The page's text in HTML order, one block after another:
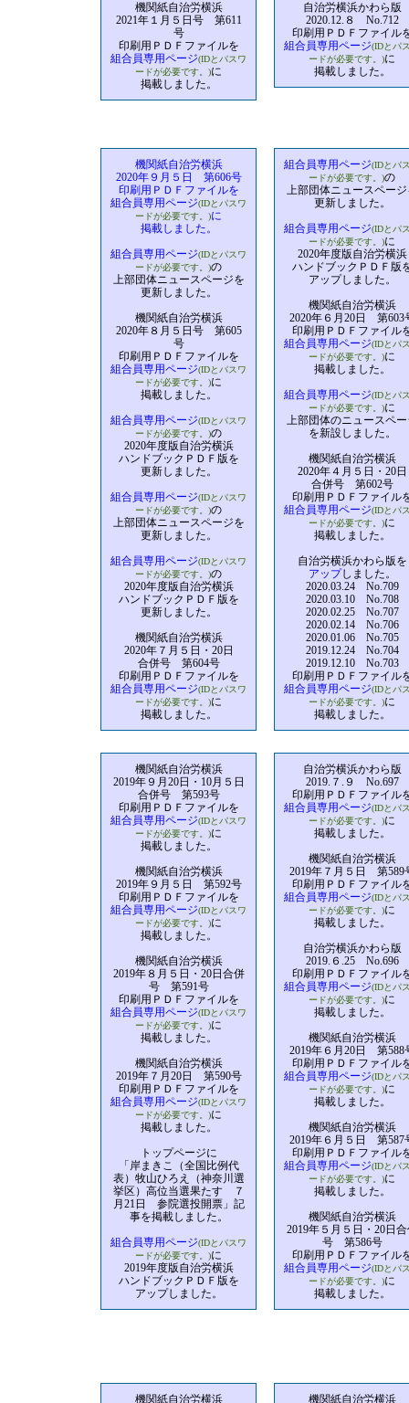
機関紙自治労横浜
2021年１月５日号 第611
号
印刷用ＰＤＦファイルを
組合員専用ページ(IDとパスワ
ードが必要です。)に
掲載しました。
自治労横浜かわら版
2020.12.８ No.712
印刷用ＰＤＦファイル
組合員専用ページ(IDとパ
ードが必要です。)に
掲載しました。
機関紙自治労横浜
2020年９月５日 第606号
印刷用ＰＤＦファイルを
組合員専用ページ(IDとパスワ
ードが必要です。)に
掲載しました。
組合員専用ページ(IDとパスワ
ードが必要です。)の
上部団体ニュースページを
更新しました。
機関紙自治労横浜
2020年８月５日号 第605
号
印刷用ＰＤＦファイルを
組合員専用ページ(IDとパスワ
ードが必要です。)に
掲載しました。
組合員専用ページ(IDとパスワ
ードが必要です。)の
2020年度版自治労横浜
ハンドブックＰＤＦ版を
更新しました。
組合員専用ページ(IDとパスワ
ードが必要です。)の
上部団体ニュースページを
更新しました。
組合員専用ページ(IDとパスワ
ードが必要です。)の
2020年度版自治労横浜
ハンドブックＰＤＦ版を
更新しました。
機関紙自治労横浜
2020年７月５日・20日
合併号 第604号
印刷用ＰＤＦファイルを
組合員専用ページ(IDとパスワ
ードが必要です。)に
掲載しました。
組合員専用ページ(IDとパ
ードが必要です。)の
上部団体ニュースページ
更新しました。
組合員専用ページ(IDとパ
ードが必要です。)に
2020年度版自治労横浜
ハンドブックＰＤＦ版
アップしました。
機関紙自治労横浜
2020年６月20日 第603
印刷用ＰＤＦファイル
組合員専用ページ(IDとパ
ードが必要です。)に
掲載しました。
組合員専用ページ(IDとパ
ードが必要です。)に
上部団体のニュースペー
を新設しました。
機関紙自治労横浜
2020年４月５日・20日
合併号 第602号
印刷用ＰＤＦファイル
組合員専用ページ(IDとパ
ードが必要です。)に
掲載しました。
自治労横浜かわら版を
アップしました。
2020.03.24 No.709
2020.03.10 No.708
2020.02.25 No.707
2020.02.14 No.706
2020.01.06 No.705
2019.12.24 No.704
2019.12.10 No.703
印刷用ＰＤＦファイル
組合員専用ページ(IDとパ
ードが必要です。)に
掲載しました。
機関紙自治労横浜
2019年９月20日・10月５日
合併号 第593号
印刷用ＰＤＦファイルを
組合員専用ページ(IDとパスワ
ードが必要です。)に
掲載しました。
機関紙自治労横浜
2019年９月５日 第592号
印刷用ＰＤＦファイルを
組合員専用ページ(IDとパスワ
ードが必要です。)に
掲載しました。
機関紙自治労横浜
2019年８月５日・20日合併
号 第591号
印刷用ＰＤＦファイルを
組合員専用ページ(IDとパスワ
ードが必要です。)に
掲載しました。
機関紙自治労横浜
2019年７月20日 第590号
印刷用ＰＤＦファイルを
組合員専用ページ(IDとパスワ
ードが必要です。)に
掲載しました。
トップページに
「岸まきこ（全国比例代
表）牧山ひろえ（神奈川選
挙区）高位当選果たす ７
月21日 参院選投開票」記
事を掲載しました。
組合員専用ページ(IDとパスワ
ードが必要です。)に
2019年度版自治労横浜
ハンドブックＰＤＦ版を
アップしました。
自治労横浜かわら版
2019.７.９ No.697
印刷用ＰＤＦファイル
組合員専用ページ(IDとパ
ードが必要です。)に
掲載しました。
機関紙自治労横浜
2019年７月５日 第589
印刷用ＰＤＦファイル
組合員専用ページ(IDとパ
ードが必要です。)に
掲載しました。
自治労横浜かわら版
2019.６.25 No.696
印刷用ＰＤＦファイル
組合員専用ページ(IDとパ
ードが必要です。)に
掲載しました。
機関紙自治労横浜
2019年６月20日 第588
印刷用ＰＤＦファイル
組合員専用ページ(IDとパ
ードが必要です。)に
掲載しました。
機関紙自治労横浜
2019年６月５日 第587
印刷用ＰＤＦファイル
組合員専用ページ(IDとパ
ードが必要です。)に
掲載しました。
機関紙自治労横浜
2019年５月５日・20日合
号 第586号
印刷用ＰＤＦファイル
組合員専用ページ(IDとパ
ードが必要です。)に
掲載しました。
機関紙自治労横浜
機関紙自治労横浜